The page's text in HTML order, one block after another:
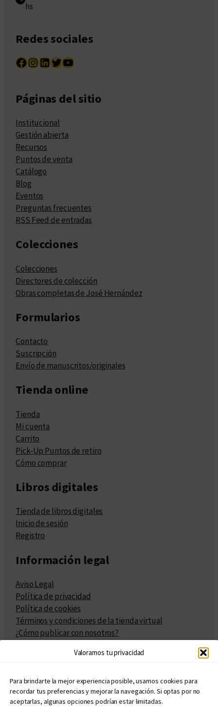
Valoramos tu privacidad
Para brindarte la mejor experiencia posible, usamos cookies para
recordar tus preferencias y mejorar la navegación. Si optas por no
aceptarlas, algunas opciones podrían estar limitadas.
hs
Redes sociales
Facebook InstagramLinkedIn Twitter YouTube
Páginas del sitio
Institucional
Gestión abierta
Recursos
Puntos de venta
Catálogo
Blog
Eventos
Preguntas frecuentes
RSS Feed de entradas
Colecciones
Colecciones
Directores de colección
Obras completas de José Hernández
Formularios
Contacto
Suscripción
Envío de manuscritos/originales
Tienda online
Tienda
Mi cuenta
Carrito
Pick-Up Puntos de retiro
Cómo comprar
Libros digitales
Tienda de libros digitales
Inicio de sesión
Registro
Información legal
Aviso Legal
Política de privacidad
Política de cookies
Términos y condiciones de la tienda virtual
¿Cómo publicar con nosotros?
Políticas de publicación
Políticas de coedición
Atribuciones